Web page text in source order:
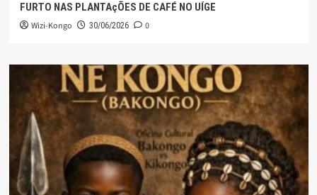
FURTO NAS PLANTAçÕES DE CAFÉ NO UÍGE
Wizi-Kongo 30/06/2026 0